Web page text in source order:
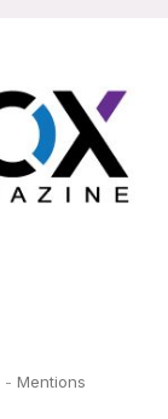
- Mentions